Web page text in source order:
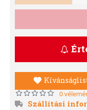
0
Szállítási